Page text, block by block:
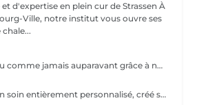
d'expertise en plein cur de Strassen À
Ville, notre institut vous ouvre ses
Découvrez votre peau comme jamais auparavant grâce à notre diagnostic cutané avancé. À l'aide d'un analyseur professionnel et de l'oeil expert de votre esthéticienne, nous évaluons différents paramètres essentiels tels que l'hydratation, le sébum, la profondeur des rides , l'état de votre barrière cutané et beaucoup d'autre mesures afin d'obtenir une vision précise de l'état de votre peau. Cette analyse nous permet de cibler vos besoins réels et de vous orienter vers les soins et les produits les plus adaptés pour optimiser vos résultats. Un véritable point de départ pour construire une routine beauté efficace et personnalisée. Diagnostic offert lorsqu'il est réalisé dans le cadre d'un soin ou à l'achat de produits.
Offrez à votre peau un soin entièrement personnalisé, créé sur mesure par votre experte Sothys selon ses besoins du moment. Grâce à un analyseur professionnel et à l'il expert de votre esthéticienne, nous évaluons différents paramètres essentiels : hydratation, sébum, profondeur des rides, état de la barrière cutanée et bien d'autres mesures. Ce diagnostic précis permet d'identifier les besoins réels de votre peau et d'adapter chaque étape du soin : nettoyage profond, exfoliation ciblée, modelage expert, masque haute performance et sélection d'actifs Sothys selon votre objectif hydratation, éclat, apaisement, anti-âge ou pureté. Un seul soin, des milliers de possibilités, pour rééquilibrer votre peau et révéler un teint plus lumineux, plus lisse et plus uniforme dès la première séance. Un véritable point de départ pour construire une routine beauté efficace, avec des soins et des produits parfaitement adaptés à votre peau.